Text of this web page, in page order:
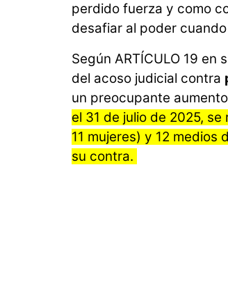
perdido fuerza y como
desafiar al poder
Según ARTÍCULO 19 en
del acoso judicial contra
un preocupante
el 31 de julio de 2025,
11 mujeres) y 12 medios
su contra.